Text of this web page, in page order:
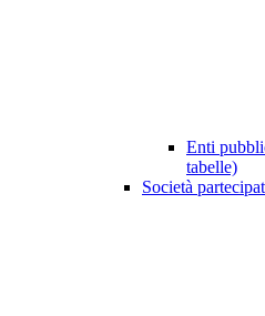
Enti
tabelle)
Società